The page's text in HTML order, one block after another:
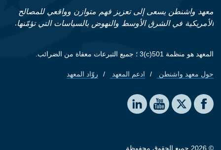
معهد واشنطن يسعى إلى تعزيز فهم متوازن وواقعي للمصالح
الأمريكية في الشرق الأوسط والنهوض بالسياسات التي تؤمّنها.
المعهد هو منظمة 501(c)3 ؛ جميع التبرعات معفاة من الضرائب.
Footer quick links
حول معهد واشنطن ادعم المعهد روّاد المعهد
Social media
The Washington Institute on Facebook
The Washington Institute on X
The Washington Institute on YouTube
The Washington Institute on LinkedIn
© 2026 جميع الحقوق محفوظة.